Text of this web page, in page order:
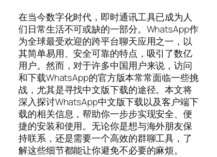
在当今数字化时代，即时通讯工具已成为人
们日常生活不可或缺的一部分。WhatsApp作
为全球最受欢迎的跨平台聊天应用之一，以
其简单易用、安全可靠的特点，吸引了数亿
用户。然而，对于许多中国用户来说，访问
和下载WhatsApp的官方版本常常面临一些挑
战，尤其是寻找中文版下载的途径。本文将
深入探讨WhatsApp中文版下载以及客户端下
载的相关信息，帮助你一步步实现安全、便
捷的安装和使用。无论你是想与海外朋友保
持联系，还是需要一个高效的群聊工具，了
解这些细节都能让你避免不必要的麻烦。